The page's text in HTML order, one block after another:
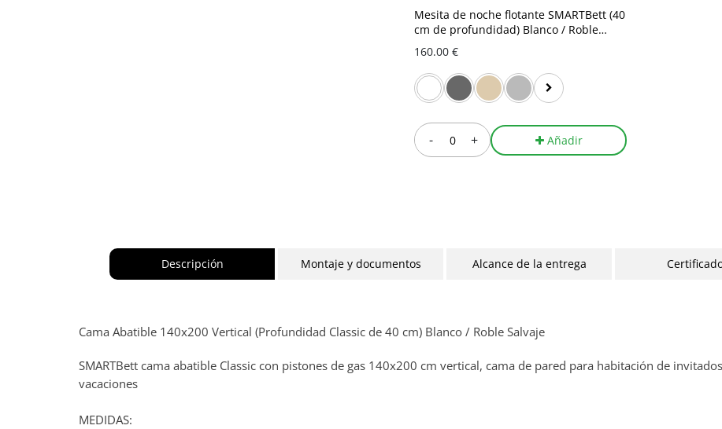
Mesita de noche flotante SMARTBett (40
cm de profundidad) Blanco / Roble
silvestre
160.00 €
- + Añadir
Descripción Montaje y documentos Alcance de la entrega
Cama Abatible 140x200 Vertical (Profundidad Classic de 40 cm) Blanco / Roble Salvaje
SMARTBett cama abatible Classic con pistones de gas 140x200 cm vertical, cama de pared para habitación de
vacaciones
MEDIDAS: